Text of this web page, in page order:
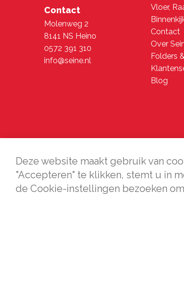
Contact
Molenweg 2
8141 NS Heino
0572 391 310
info@seine.nl
Vloer,
Contact
Over
Folders
Blog
Deze website maakt gebruik van
"Accepteren" te klikken, stemt u in
de Cookie-instellingen bezoeken